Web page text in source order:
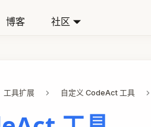
博客 社区
工具扩展 自定义 CodeAct 工具